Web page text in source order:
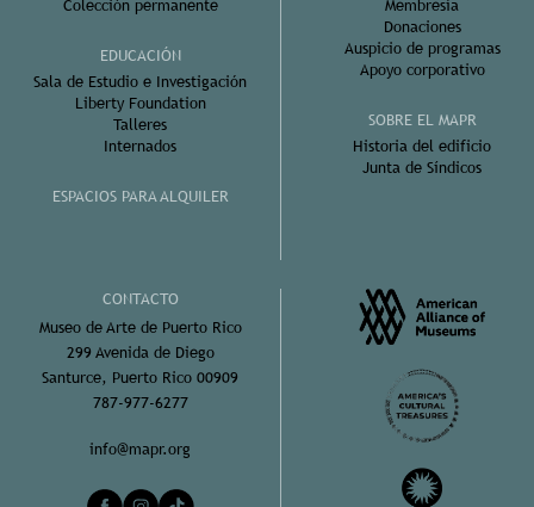
Colección permanente
EDUCACIÓN
Sala de Estudio e Investigación
Liberty Foundation
Talleres
Internados
ESPACIOS PARA ALQUILER
Membresía
Donaciones
Auspicio de programas
Apoyo corporativo
SOBRE EL MAPR
Historia del edificio
Junta de Síndicos
CONTACTO
Museo de Arte de Puerto Rico
299 Avenida de Diego
Santurce, Puerto Rico 00909
787-977-6277
info@mapr.org